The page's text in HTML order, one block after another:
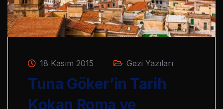
18 Kasım 2015 Gezi Yazıları
Tuna Göker’in Tarih
Kokan Roma ve